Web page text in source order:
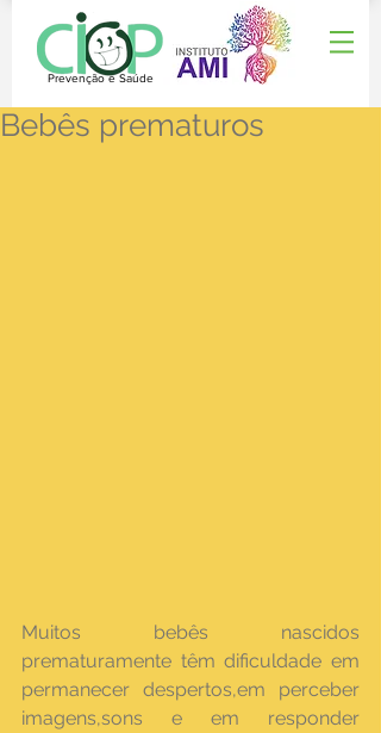
Prevenção e Saúde
Bebês prematuros
Muitos bebês nascidos
prematuramente têm dificuldade em
permanecer despertos,em perceber
imagens,sons e em responder